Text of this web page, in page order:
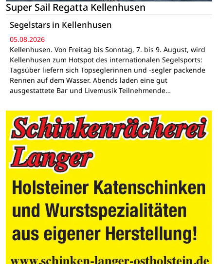
Super Sail Regatta Kellenhusen
Segelstars in Kellenhusen
05.08.2026
Kellenhusen. Von Freitag bis Sonntag, 7. bis 9. August, wird
Kellenhusen zum Hotspot des internationalen Segelsports:
Tagsüber liefern sich Topseglerinnen und -segler packende
Rennen auf dem Wasser. Abends laden eine gut
ausgestattete Bar und Livemusik Teilnehmende…